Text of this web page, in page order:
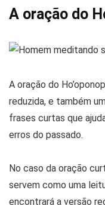
A oração do
A oração do
reduzida, e também
frases curtas que
erros do passado.
No caso da oração
servem como uma
encontrará a versão